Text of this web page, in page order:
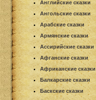
Английские сказки
Ангольские сказки
Арабские сказки
Армянские сказки
Ассирийские сказки
Афганские сказки
Африканские сказки
Балкарские сказки
Баскские сказки